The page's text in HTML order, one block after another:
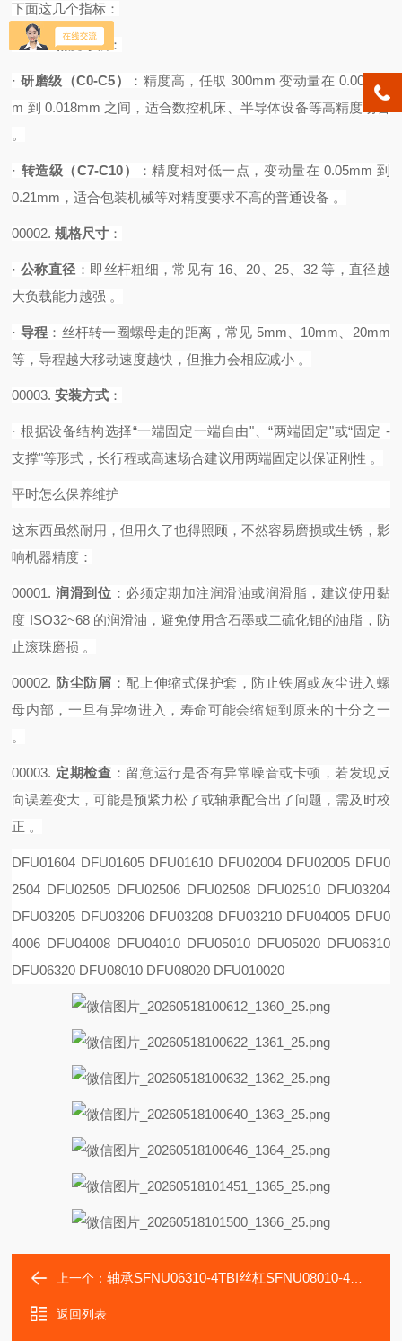
下面这几个指标：
00001.精度等级 ‌：
· 研磨级（C0-C5）
‌：精度高，任取 300mm 变动量在 0.0035m
m 到 0.018mm 之间，适合数控机床、半导体设备等高精度场合
。
· 转造级（C7-C10）
‌：精度相对低一点，变动量在 0.05mm 到
0.21mm，适合包装机械等对精度要求不高的普通设备 。‌
00002.规格尺寸 ‌：
· 公称直径 ‌：即丝杆粗细，常见有 16、20、25、32 等，直径越
大负载能力越强 。
· 导程 ‌：丝杆转一圈螺母走的距离，常见 5mm、10mm、20mm
等，导程越大移动速度越快，但推力会相应减小 。‌‌‌
00003.安装方式 ‌：
· 根据设备结构选择“一端固定一端自由"、“两端固定"或“固定 -
支撑"等形式，长行程或高速场合建议用两端固定以保证刚性 。‌‌‌
平时怎么保养维护
这东西虽然耐用，但用久了也得照顾，不然容易磨损或生锈，影
响机器精度：
00001. 润滑到位 ‌：必须定期加注润滑油或润滑脂，建议使用黏
度 ISO32~68 的润滑油，避免使用含石墨或二硫化钼的油脂，防
止滚珠磨损 。
00002. 防尘防屑 ‌：配上伸缩式保护套，防止铁屑或灰尘进入螺
母内部，一旦有异物进入，寿命可能会缩短到原来的十分之一
。
00003. 定期检查 ‌：留意运行是否有异常噪音或卡顿，若发现反
向误差变大，可能是预紧力松了或轴承配合出了问题，需及时校
正 。
DFU01604 DFU01605 DFU01610 DFU02004 DFU02005 DFU0
2504 DFU02505 DFU02506 DFU02508DFU02510 DFU03204
DFU03205 DFU03206 DFU03208 DFU03210 DFU04005 DFU0
4006 DFU04008 DFU04010 DFU05010 DFU05020 DFU06310
DFU06320 DFU08010 DFU08020 DFU010020
上一个：轴承SFNU06310-4TBI丝杠SFNU08010-4北村WAZA-NC平面磨床轴
返回列表